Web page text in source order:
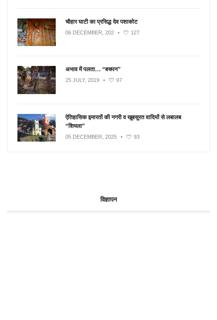
चौहार घाटी का प्रसिद्ध देव पशाकोट
06 DECEMBER, 202 • 127
अभाव में पलता… “बचपन”
25 JULY, 2019 • 97
ऐतिहासिक इमारतों की नगरी व खूबसूरत वादियों से लबालब
“शिमला”
05 DECEMBER, 2025 • 93
विज्ञापन